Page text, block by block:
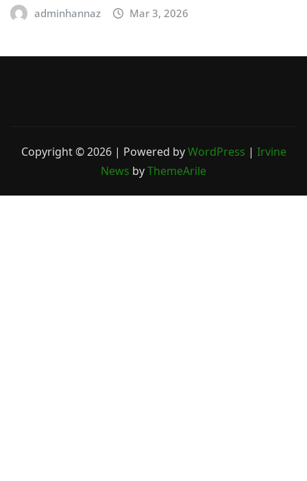
adminhannaz Mar 3, 2026
Copyright © 2026 | Powered byWordPress | Irvine
News byThemeArile